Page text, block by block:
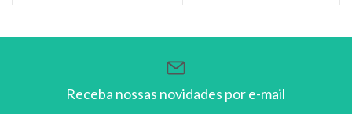
Receba nossas novidades por e-mail